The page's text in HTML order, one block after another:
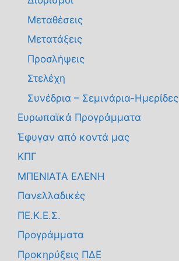
Μεταθέσεις
Μετατάξεις
Προσλήψεις
Στελέχη
Συνέδρια – Σεμινάρια-Ημερίδες
Ευρωπαϊκά Προγράμματα
Έφυγαν από κοντά μας
ΚΠΓ
ΜΠΕΝΙΑΤΑ ΕΛΕΝΗ
Πανελλαδικές
ΠΕ.Κ.Ε.Σ.
Προγράμματα
Προκηρύξεις ΠΔΕ